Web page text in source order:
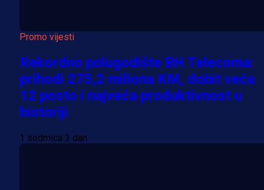
Promo vijesti
Rekordno polugodište BH Telecoma:
prihodi 275,2 miliona KM, dobit veća
12 posto i najveća produktivnost u
historiji
1 sedmica 3 dan